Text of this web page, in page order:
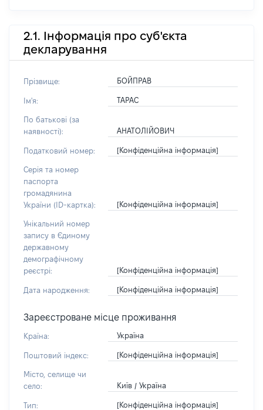
2.1. Інформація про суб'єкта
декларування
Прізвище: БОЙПРАВ
Ім'я: ТАРАС
По батькові (за
наявності):
АНАТОЛІЙОВИЧ
Податковий номер: [Конфіденційна інформація]
Серія та номер
паспорта
громадянина
України (ID-картка):
[Конфіденційна інформація]
Унікальний номер
запису в Єдиному
державному
демографічному
реєстрі:
[Конфіденційна інформація]
Дата народження: [Конфіденційна інформація]
Зареєстроване місце проживання
Країна: Україна
Поштовий індекс: [Конфіденційна інформація]
Місто, селище чи
село:
Київ / Україна
Тип: [Конфіденційна інформація]